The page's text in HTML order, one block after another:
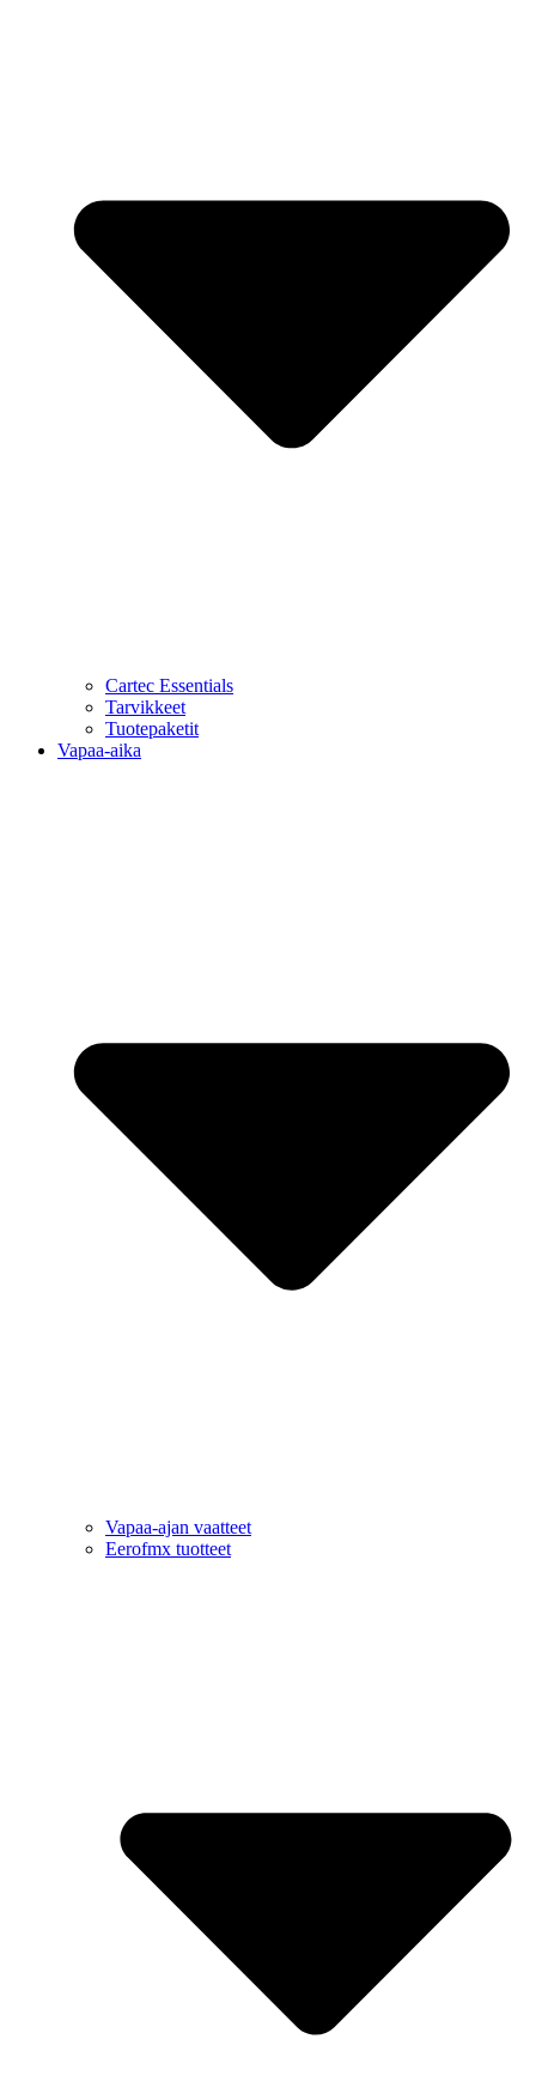
Cartec Essentials
Tarvikkeet
Tuotepaketit
Vapaa-aika
Vapaa-ajan vaatteet
Eerofmx tuotteet